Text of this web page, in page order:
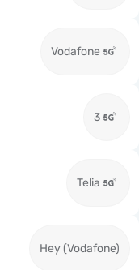
Vodafone
3
Telia
Hey (Vodafone)